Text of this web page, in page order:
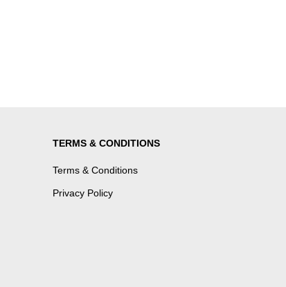
TERMS & CONDITIONS
Terms & Conditions
Privacy Policy